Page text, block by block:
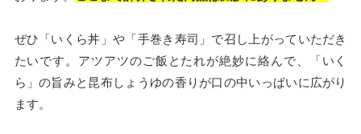
ぜひ「いくら丼」や「手巻き寿司」で召し上がっていただき
たいです。アツアツのご飯とたれが絶妙に絡んで、「いく
ら」の旨みと昆布しょうゆの香りが口の中いっぱいに広がり
ます。